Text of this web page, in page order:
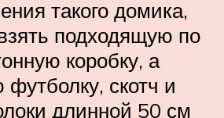
такого домика,
подходящую по
коробку, а
скотч и
длинной 50 см